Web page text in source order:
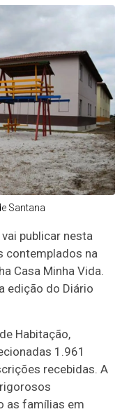
Santana
publicar nesta
contemplados na
Casa Minha Vida.
edição do Diário
Habitação,
1.961
recebidas. A
as famílias em